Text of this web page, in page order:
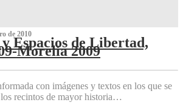
de 2010
Espacios de Libertad,
Morelia 2009
con imágenes y textos en los que se
recintos de mayor historia…